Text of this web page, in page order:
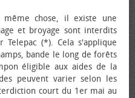
chose, il existe une
et broyage sont interdits
Telepac (*). Cela s'applique
bande le long de forêts
éligible aux aides de la
peuvent varier selon les
court du 1er mai au